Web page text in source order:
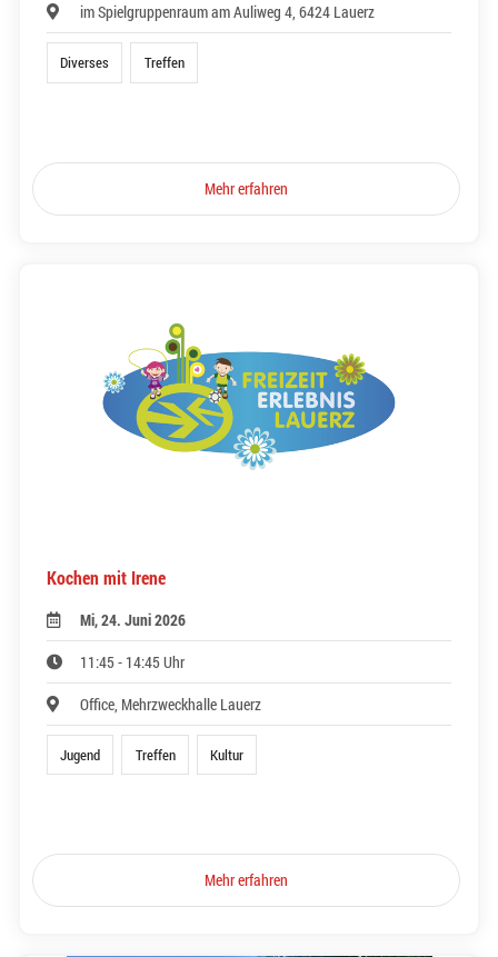
im Spielgruppenraum am Auliweg 4, 6424 Lauerz
Diverses Treffen
Mehr erfahren
Kochen mit Irene
Mi, 24. Juni 2026
11:45 - 14:45 Uhr
Office, Mehrzweckhalle Lauerz
Jugend Treffen Kultur
Mehr erfahren